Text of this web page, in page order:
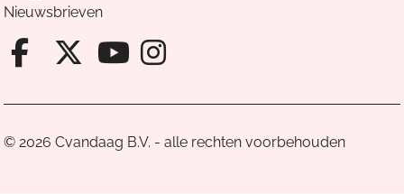
Nieuwsbrieven
Facebook van Cvandaag
X van Cvandaag
Instagram van
© 2026 Cvandaag B.V. - alle rechten voorbehouden